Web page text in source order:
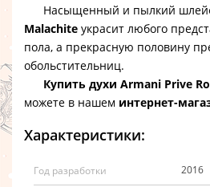
Насыщенный и пылкий
Malachite украсит любого
пола, а прекрасную половину
обольстительниц.
Купить духи Armani Prive
можете в нашем интернет-
Характеристики:
Год разработки 2016